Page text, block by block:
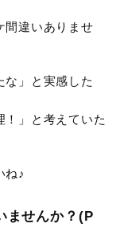
間違いありませ
な」と実感した
！」と考えていた
ね♪
ませんか？(P